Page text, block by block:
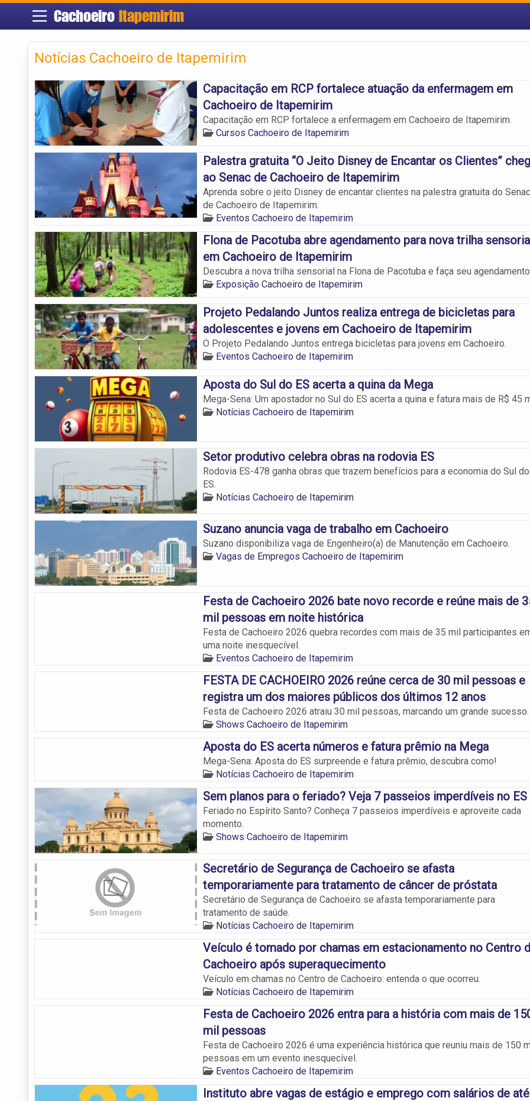
Cachoeiro Itapemirim
Notícias Cachoeiro de Itapemirim
Capacitação em RCP fortalece atuação da enfermagem em
Cachoeiro de Itapemirim
Capacitação em RCP fortalece a enfermagem em Cachoeiro de Itapemirim.
Cursos Cachoeiro de Itapemirim
Palestra gratuita “O Jeito Disney de Encantar os Clientes”
ao Senac de Cachoeiro de Itapemirim
Aprenda sobre o jeito Disney de encantar clientes na palestra gratuita do Senac
de Cachoeiro de Itapemirim.
Eventos Cachoeiro de Itapemirim
Flona de Pacotuba abre agendamento para nova trilha
em Cachoeiro de Itapemirim
Descubra a nova trilha sensorial na Flona de Pacotuba e faça seu
Exposição Cachoeiro de Itapemirim
Projeto Pedalando Juntos realiza entrega de bicicletas para
adolescentes e jovens em Cachoeiro de Itapemirim
O Projeto Pedalando Juntos entrega bicicletas para jovens em Cachoeiro.
Eventos Cachoeiro de Itapemirim
Aposta do Sul do ES acerta a quina da Mega
Mega-Sena: Um apostador no Sul do ES acerta a quina e fatura mais de R$ 45
Notícias Cachoeiro de Itapemirim
Setor produtivo celebra obras na rodovia ES
Rodovia ES-478 ganha obras que trazem benefícios para a economia do Sul do
ES.
Notícias Cachoeiro de Itapemirim
Suzano anuncia vaga de trabalho em Cachoeiro
Suzano disponibiliza vaga de Engenheiro(a) de Manutenção em Cachoeiro.
Vagas de Empregos Cachoeiro de Itapemirim
Festa de Cachoeiro 2026 bate novo recorde e reúne mais de
mil pessoas em noite histórica
Festa de Cachoeiro 2026 quebra recordes com mais de 35 mil participantes
uma noite inesquecível.
Eventos Cachoeiro de Itapemirim
FESTA DE CACHOEIRO 2026 reúne cerca de 30 mil pessoas e
registra um dos maiores públicos dos últimos 12 anos
Festa de Cachoeiro 2026 atraiu 30 mil pessoas, marcando um grande sucesso.
Shows Cachoeiro de Itapemirim
Aposta do ES acerta números e fatura prêmio na Mega
Mega-Sena: Aposta do ES surpreende e fatura prêmio, descubra como!
Notícias Cachoeiro de Itapemirim
Sem planos para o feriado? Veja 7 passeios imperdíveis no ES
Feriado no Espírito Santo? Conheça 7 passeios imperdíveis e aproveite cada
momento.
Shows Cachoeiro de Itapemirim
Secretário de Segurança de Cachoeiro se afasta
temporariamente para tratamento de câncer de próstata
Secretário de Segurança de Cachoeiro se afasta temporariamente para
tratamento de saúde.
Notícias Cachoeiro de Itapemirim
Veículo é tomado por chamas em estacionamento no Centro
Cachoeiro após superaquecimento
Veículo em chamas no Centro de Cachoeiro: entenda o que ocorreu.
Notícias Cachoeiro de Itapemirim
Festa de Cachoeiro 2026 entra para a história com mais de
mil pessoas
Festa de Cachoeiro 2026 é uma experiência histórica que reuniu mais de 150
pessoas em um evento inesquecível.
Eventos Cachoeiro de Itapemirim
Instituto abre vagas de estágio e emprego com salários de até